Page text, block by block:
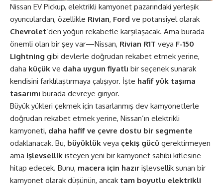
Nissan EV Pickup, elektrikli kamyonet pazarındaki yerleşik
oyunculardan, özellikle Rivian, Ford ve potansiyel olarak
Chevrolet‘den yoğun rekabetle karşılaşacak. Ama burada
önemli olan bir şey var—Nissan, Rivian R1T veya F-150
Lightning gibi devlerle doğrudan rekabet etmek yerine,
daha küçük ve daha uygun fiyatlı bir seçenek sunarak
kendisini farklılaştırmaya çalışıyor. İşte hafif yük taşıma
tasarımı burada devreye giriyor.
Büyük yükleri çekmek için tasarlanmış dev kamyonetlerle
doğrudan rekabet etmek yerine, Nissan’ın elektrikli
kamyoneti, daha hafif ve çevre dostu bir segmente
odaklanacak. Bu, büyüklük veya çekiş gücü gerektirmeyen
ama işlevsellik isteyen yeni bir kamyonet sahibi kitlesine
hitap edecek. Bunu, macera için hazır işlevsellik sunan bir
kamyonet olarak düşünün, ancak tam boyutlu elektrikli